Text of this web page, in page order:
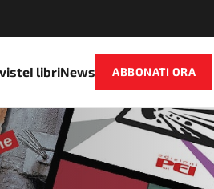
I libriNews ABBONATI ORA